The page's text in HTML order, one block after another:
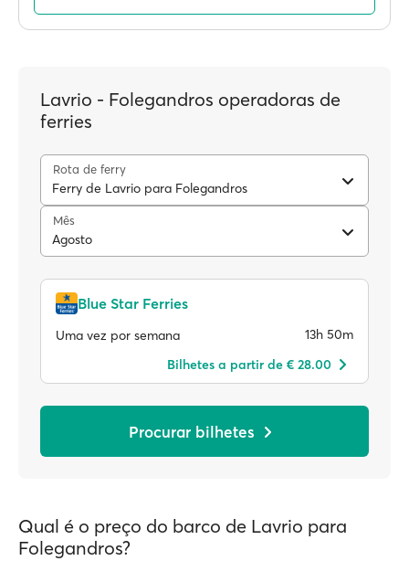
Lavrio - Folegandros operadoras de
ferries
Rota de ferry
Ferry de Lavrio para Folegandros
Mês
Agosto
Blue Star Ferries
Uma vez por semana
13h 50m
Bilhetes a partir de € 28.00
Procurar bilhetes
Qual é o preço do barco de Lavrio para
Folegandros?